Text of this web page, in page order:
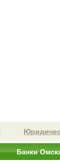
Банки